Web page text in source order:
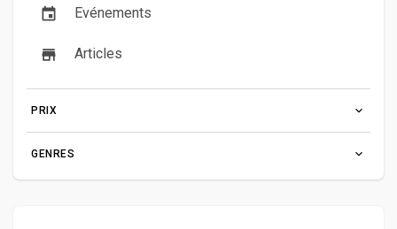
Evénements
Articles
PRIX
GENRES